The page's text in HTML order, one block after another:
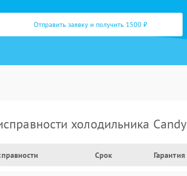
Отправить заявку и получить 1500 ₽
холодильника Candy
Срок Гарантия